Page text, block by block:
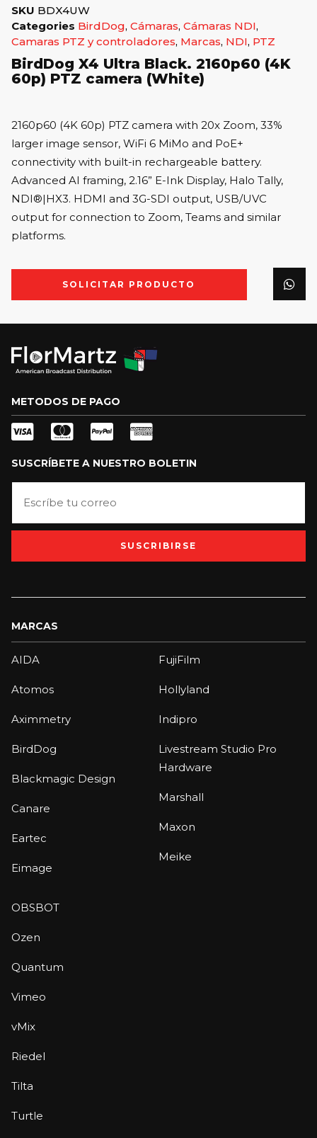
SKU BDX4UW
Categories BirdDog, Cámaras, Cámaras NDI,
Camaras PTZ y controladores, Marcas, NDI, PTZ
BirdDog X4 Ultra Black. 2160p60 (4K
60p) PTZ camera (White)
2160p60 (4K 60p) PTZ camera with 20x Zoom, 33%
larger image sensor, WiFi 6 MiMo and PoE+
connectivity with built-in rechargeable battery.
Advanced AI framing, 2.16” E-Ink Display, Halo Tally,
NDI®|HX3. HDMI and 3G-SDI output, USB/UVC
output for connection to Zoom, Teams and similar
platforms.
SOLICITAR PRODUCTO
METODOS DE PAGO
SUSCRÍBETE A NUESTRO BOLETIN
SUSCRIBIRSE
MARCAS
AIDA
Atomos
Aximmetry
BirdDog
Blackmagic Design
Canare
Eartec
Eimage
FujiFilm
Hollyland
Indipro
Livestream Studio Pro
Hardware
Marshall
Maxon
Meike
OBSBOT
Ozen
Quantum
Vimeo
vMix
Riedel
Tilta
Turtle